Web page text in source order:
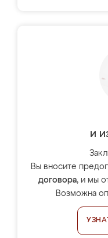
и
Вы вносите
договора, и мы
Возможна